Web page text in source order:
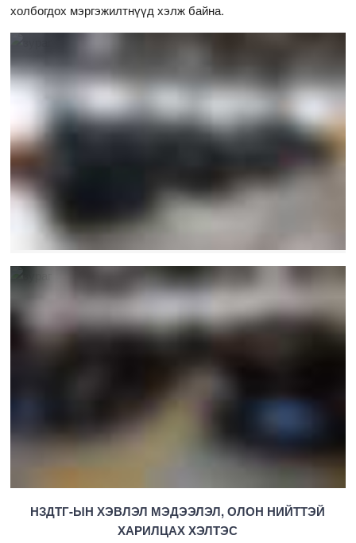
холбогдох мэргэжилтнүүд хэлж байна.
НЗДТГ-ЫН ХЭВЛЭЛ МЭДЭЭЛЭЛ, ОЛОН НИЙТТЭЙ
ХАРИЛЦАХ ХЭЛТЭС